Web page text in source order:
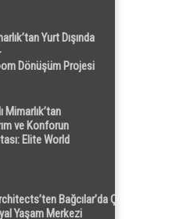
Yurt Dışında
Dönüşüm Projesi
Mimarlık’tan
ve Konforun
Elite World
Bağcılar’da Çok
Yaşam Merkezi